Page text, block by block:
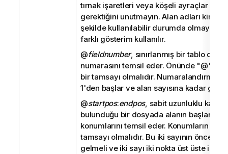
tırnak işaretleri veya köşeli ayraçlar içine
gerektiğini unutmayın. Alan adları kimi
şekilde kullanılabilir durumda
farklı gösterim kullanılır.
@fieldnumber, sınırlanmış bir tablo
numarasını temsil eder. Önünde "@" yer
bir tamsayı olmalıdır. Numaralandırma
1'den başlar ve alan sayısına kadar gider.
@startpos:endpos, sabit uzunluklu
bulunduğu bir dosyada alanın başlangıç
konumlarını temsil eder. Konumların her
tamsayı olmalıdır. Bu iki sayının
gelmeli ve iki sayı iki nokta üst üste ile